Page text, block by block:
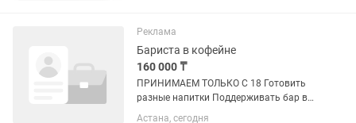
бере аламын Торг есть , ()
Реклама
Бариста в кофейне
160 000 ₸
ПРИНИМАЕМ ТОЛЬКО С 18 Готовить
разные напитки Поддерживать бар в
чистоте Знать цены товаров График
Астана, сегодня